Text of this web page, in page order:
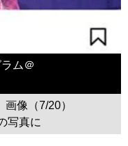
ム＠
像（7/20）
写真に